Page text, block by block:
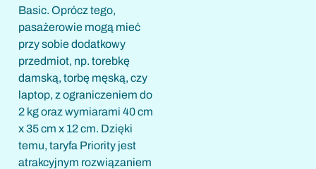
Basic. Oprócz tego,
pasażerowie mogą mieć
przy sobie dodatkowy
przedmiot, np. torebkę
damską, torbę męską, czy
laptop, z ograniczeniem do
2 kg oraz wymiarami 40 cm
x 35 cm x 12 cm. Dzięki
temu, taryfa Priority jest
atrakcyjnym rozwiązaniem